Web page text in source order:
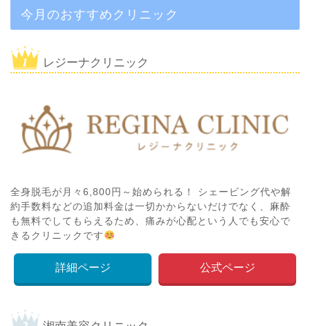
今月のおすすめクリニック
レジーナクリニック
全身脱毛が月々6,800円～始められる！ シェービング代や解
約手数料などの追加料金は一切かからないだけでなく、麻酔
も無料でしてもらえるため、痛みが心配という人でも安心で
きるクリニックです
詳細ページ 公式ページ